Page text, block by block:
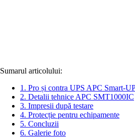
Sumarul articolului:
1. Pro și contra UPS APC Smart-
2. Detalii tehnice APC SMT1000IC
3. Impresii după testare
4. Protecție pentru echipamente
5. Concluzii
6. Galerie foto